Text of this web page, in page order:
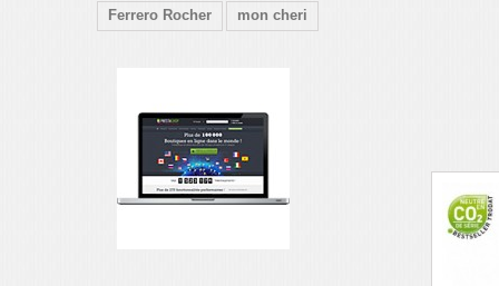
Ferrero Rocher
mon cheri